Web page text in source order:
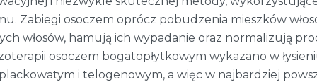
Zabiegi osoczem oprócz pobudzenia mieszków
włosów, hamują ich wypadanie oraz normalizują
osoczem bogatopłytkowym wykazano w
i telogenowym, a więc w najbardziej